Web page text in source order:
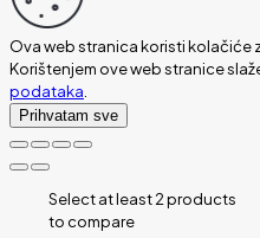
Ova web stranica koristi kolačiće
Korištenjem ove web stranice
podataka.
Prihvatam sve
Select at least 2 products
to compare